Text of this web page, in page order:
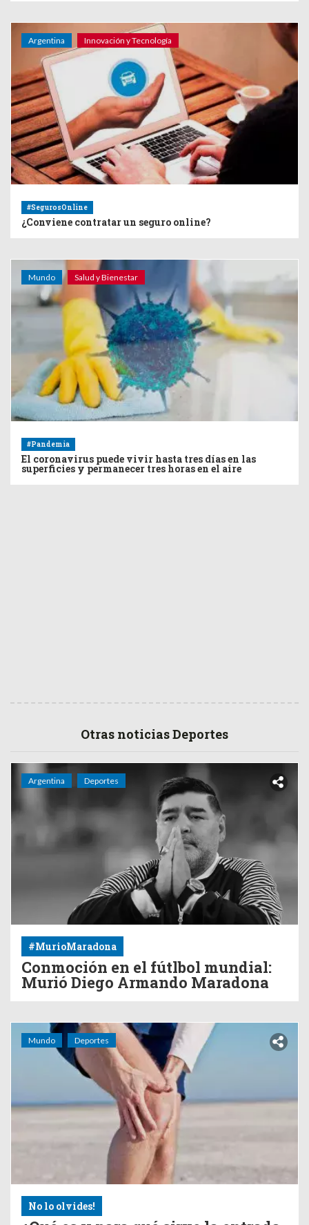
Argentina Innovación y Tecnología
#SegurosOnline
¿Conviene contratar un seguro online?
Mundo Salud y Bienestar
#Pandemia
El coronavirus puede vivir hasta tres días en las
superficies y permanecer tres horas en el aire
Otras noticias Deportes
Argentina Deportes
#MurioMaradona
Conmoción en el fútlbol mundial:
Murió Diego Armando Maradona
Mundo Deportes
No lo olvides!